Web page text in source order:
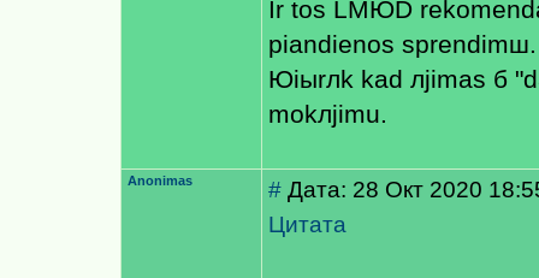
Ir tos LMЮD
рiandienos sprendimш.
Юiыrлk kad лjimas б
mokлjimu.
Anonimas # Дата: 28 Окт 2020
Цитата